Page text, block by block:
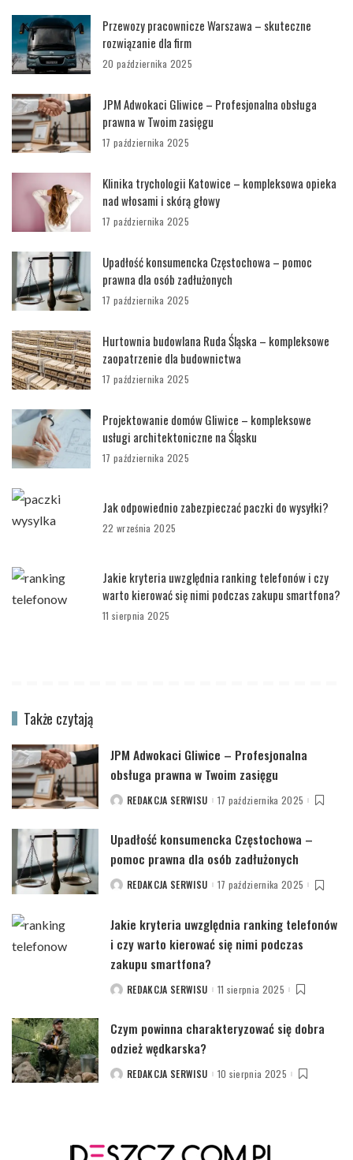
Przewozy pracownicze Warszawa – skuteczne
rozwiązanie dla firm
20 października 2025
JPM Adwokaci Gliwice – Profesjonalna obsługa
prawna w Twoim zasięgu
17 października 2025
Klinika trychologii Katowice – kompleksowa opieka
nad włosami i skórą głowy
17 października 2025
Upadłość konsumencka Częstochowa – pomoc
prawna dla osób zadłużonych
17 października 2025
Hurtownia budowlana Ruda Śląska – kompleksowe
zaopatrzenie dla budownictwa
17 października 2025
Projektowanie domów Gliwice – kompleksowe
usługi architektoniczne na Śląsku
17 października 2025
Jak odpowiednio zabezpieczać paczki do wysyłki?
22 września 2025
Jakie kryteria uwzględnia ranking telefonów i czy
warto kierować się nimi podczas zakupu smartfona?
11 sierpnia 2025
Także czytają
JPM Adwokaci Gliwice – Profesjonalna
obsługa prawna w Twoim zasięgu
POSTEDREDAKCJA SERWISU 17 października 2025
Upadłość konsumencka Częstochowa –
pomoc prawna dla osób zadłużonych
POSTEDREDAKCJA SERWISU 17 października 2025
Jakie kryteria uwzględnia ranking telefonów
i czy warto kierować się nimi podczas
zakupu smartfona?
POSTEDREDAKCJA SERWISU 11 sierpnia 2025
Czym powinna charakteryzować się dobra
odzież wędkarska?
POSTEDREDAKCJA SERWISU 10 sierpnia 2025